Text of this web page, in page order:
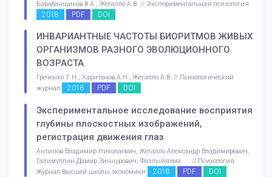
Барабанщиков В.А., Жегалло А.В. // Экспериментальная психология
2018 PDF DOI
ИНВАРИАНТНЫЕ ЧАСТОТЫ БИОРИТМОВ ЖИВЫХ
ОРГАНИЗМОВ РАЗНОГО ЭВОЛЮЦИОННОГО
ВОЗРАСТА
Греченко Т.Н., Харитонов А.Н., Жегалло А.В. // Психологический
журнал
2018 PDF DOI
Экспериментальное исследование восприятия
глубины плоскостных изображений,
регистрация движения глаз
Антипов Владимир Николаевич, Жегалло Александр Владимирович,
Галимуллин Дамир Зиннурович, Фазлыйяхма. . . // Психология.
Журнал Высшей школы экономики
2018 PDF DOI